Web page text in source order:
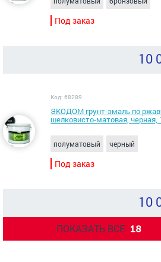
Под заказ
10
Код: 68289
ЭКОДОМ грунт-эмаль по
шелковисто-матовая, черная,
полуматовый черный
Под заказ
10
ПОКАЗАТЬ ВСЕ 18